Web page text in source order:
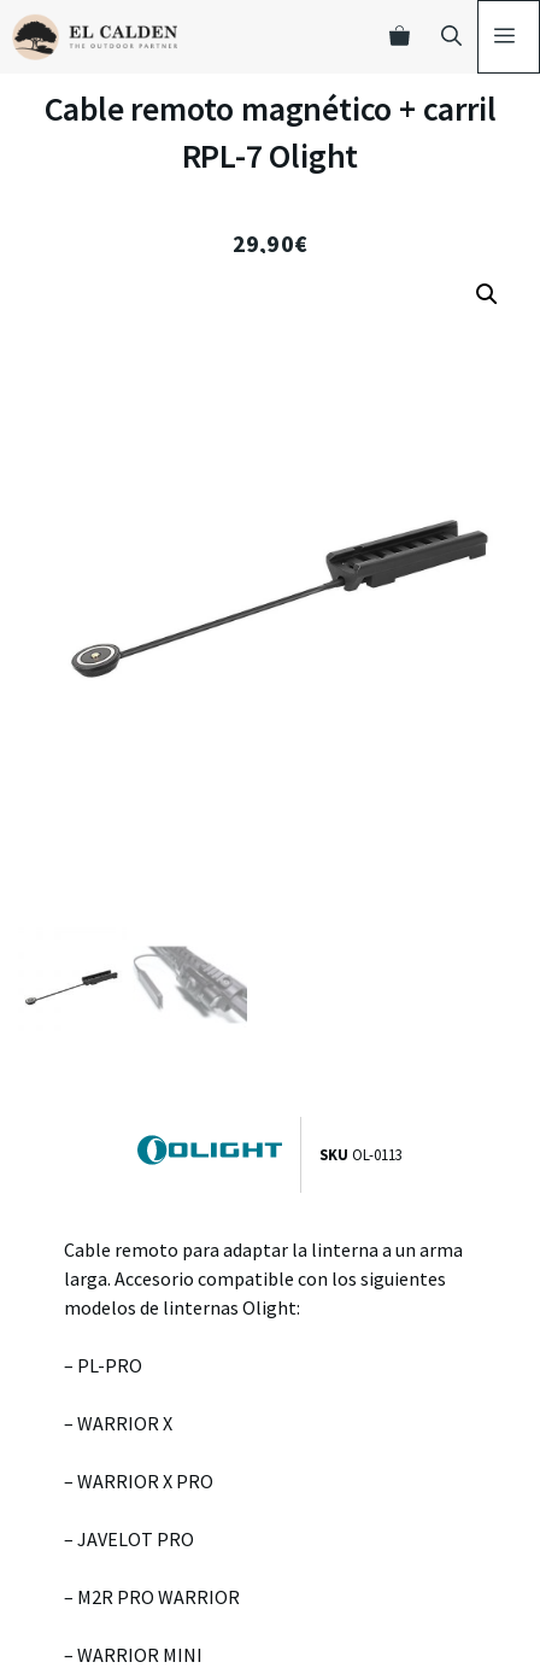
Cable remoto magnético + carril
RPL-7 Olight
29,90€
SKU OL-0113
Cable remoto para adaptar la linterna a un arma
larga. Accesorio compatible con los siguientes
modelos de linternas Olight:
– PL-PRO
– WARRIOR X
– WARRIOR X PRO
– JAVELOT PRO
– M2R PRO WARRIOR
– WARRIOR MINI